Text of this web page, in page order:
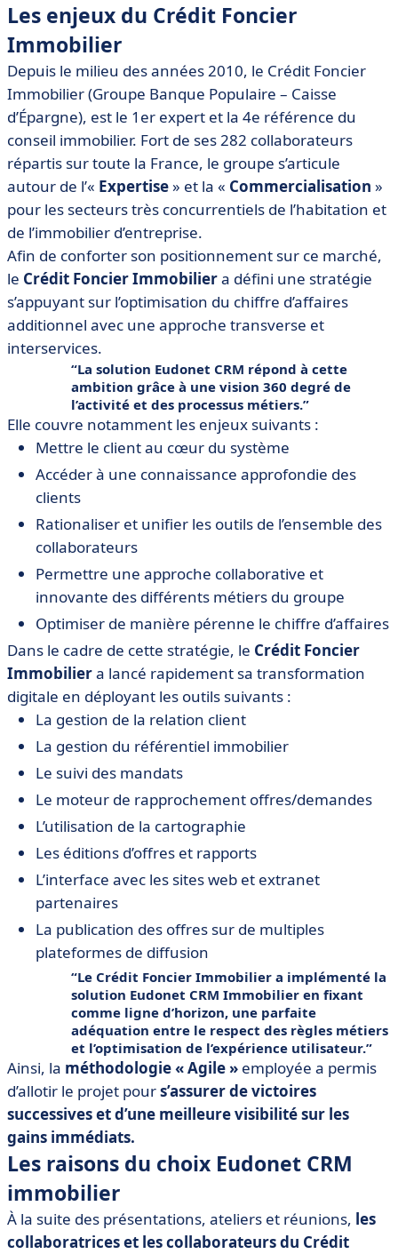
Les enjeux du Crédit Foncier
Immobilier
Depuis le milieu des années 2010, le Crédit Foncier
Immobilier (Groupe Banque Populaire – Caisse
d’Épargne), est le 1er expert et la 4e référence du
conseil immobilier. Fort de ses 282 collaborateurs
répartis sur toute la France, le groupe s’articule
autour de l’« Expertise» et la « Commercialisation »
pour les secteurs très concurrentiels de l’habitation et
de l’immobilier d’entreprise.
Afin de conforter son positionnement sur ce marché,
le Crédit Foncier Immobiliera défini une stratégie
s’appuyant sur l’optimisation du chiffre d’affaires
additionnel avec une approche transverse et
interservices.
La solution Eudonet CRM répond à cette
ambition grâce à une vision 360 degré de
l’activité et des processus métiers.
Elle couvre notamment les enjeux suivants :
Mettre le client au cœur du système
Accéder à une connaissance approfondie des
clients
Rationaliser et unifier les outils de l’ensemble des
collaborateurs
Permettre une approche collaborative et
innovante des différents métiers du groupe
Optimiser de manière pérenne le chiffre d’affaires
Dans le cadre de cette stratégie, le Crédit Foncier
Immobiliera lancé rapidement sa transformation
digitale en déployant les outils suivants :
La gestion de la relation client
La gestion du référentiel immobilier
Le suivi des mandats
Le moteur de rapprochement offres/demandes
L’utilisation de la cartographie
Les éditions d’offres et rapports
L’interface avec les sites web et extranet
partenaires
La publication des offres sur de multiples
plateformes de diffusion
Le Crédit Foncier Immobilier a implémenté la
solution Eudonet CRM Immobilier en fixant
comme ligne d’horizon, une parfaite
adéquation entre le respect des règles métiers
et l’optimisation de l’expérience utilisateur.
Ainsi, la méthodologie « Agile » employée a permis
d’allotir le projet pours’assurer de victoires
successives et d’une meilleure visibilité sur les
gains immédiats.
Les raisons du choix Eudonet CRM
immobilier
À la suite des présentations, ateliers et réunions, les
collaboratrices et les collaborateurs du Crédit